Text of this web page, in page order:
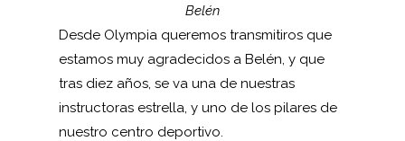
Belén
Desde Olympia queremos transmitiros que
estamos muy agradecidos a Belén, y que
tras diez años, se va una de nuestras
instructoras estrella, y uno de los pilares de
nuestro centro deportivo.